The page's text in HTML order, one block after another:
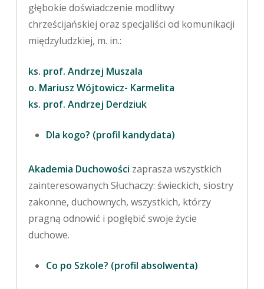
głębokie doświadczenie modlitwy
chrześcijańskiej oraz specjaliści od komunikacji
międzyludzkiej, m. in.:
ks. prof. Andrzej Muszala
o. Mariusz Wójtowicz- Karmelita
ks. prof. Andrzej Derdziuk
Dla kogo? (profil kandydata)
Akademia Duchowości zaprasza wszystkich
zainteresowanych Słuchaczy: świeckich, siostry
zakonne, duchownych, wszystkich, którzy
pragną odnowić i pogłębić swoje życie
duchowe.
Co po Szkole? (profil absolwenta)